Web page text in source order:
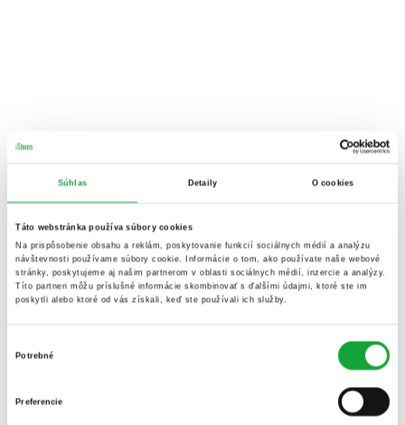
Súhlas Detaily O cookies
Táto webstránka používa súbory cookies
Na prispôsobenie obsahu a reklám, poskytovanie funkcií sociálnych médií a analýzu
návštevnosti používame súbory cookie. Informácie o tom, ako používate naše webové
stránky, poskytujeme aj našim partnerom v oblasti sociálnych médií, inzercie a analýzy.
Títo partneri môžu príslušné informácie skombinovať s ďalšími údajmi, ktoré ste im
poskytli alebo ktoré od vás získali, keď ste používali ich služby.
Potrebné
Preferencie